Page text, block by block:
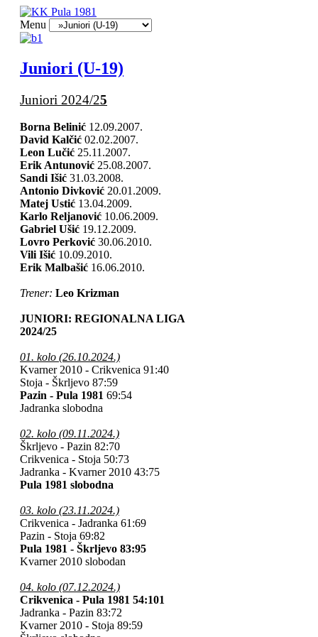
Menu
Juniori (U-19)
Juniori 2024/25
Borna Belinić 12.09.2007.
David Kalčić 02.02.2007.
Leon Lučić 25.11.2007.
Erik Antunović 25.08.2007.
Sandi Išić 31.03.2008.
Antonio Divković 20.01.2009.
Matej Ustić 13.04.2009.
Karlo Reljanović 10.06.2009.
Gabriel Ušić 19.12.2009.
Lovro Perković 30.06.2010.
Vili Išić 10.09.2010.
Erik Malbašić 16.06.2010.
Trener: Leo Krizman
JUNIORI: REGIONALNA LIGA
2024/25
01. kolo (26.10.2024.)
Kvarner 2010 - Crikvenica 91:40
Stoja - Škrljevo 87:59
Pazin - Pula 1981 69:54
Jadranka slobodna
02. kolo (09.11.2024.)
Škrljevo - Pazin 82:70
Crikvenica - Stoja 50:73
Jadranka - Kvarner 2010 43:75
Pula 1981 slobodna
03. kolo (23.11.2024.)
Crikvenica - Jadranka 61:69
Pazin - Stoja 69:82
Pula 1981 - Škrljevo 83:95
Kvarner 2010 slobodan
04. kolo (07.12.2024.)
Crikvenica - Pula 1981 54:101
Jadranka - Pazin 83:72
Kvarner 2010 - Stoja 89:59